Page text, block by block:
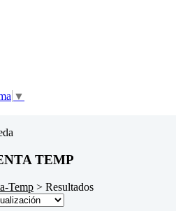
▼
TEMP
Temp > Resultados